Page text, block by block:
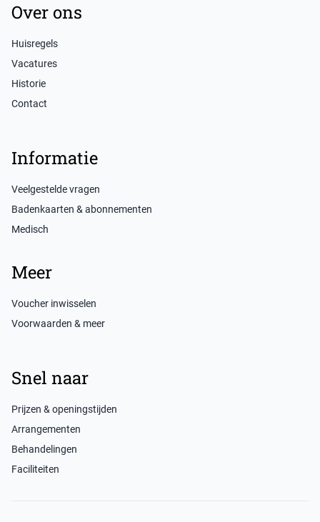
Over ons
Huisregels
Vacatures
Historie
Contact
Informatie
Veelgestelde vragen
Badenkaarten & abonnementen
Medisch
Meer
Voucher inwisselen
Voorwaarden & meer
Snel naar
Prijzen & openingstijden
Arrangementen
Behandelingen
Faciliteiten